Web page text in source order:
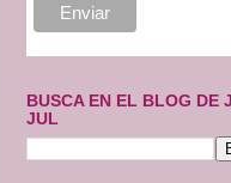
BUSCA EN EL BLOG DE
JUL